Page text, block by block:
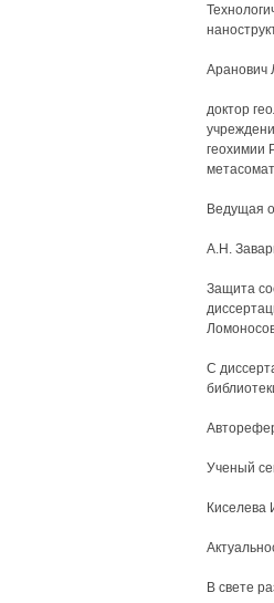
Аранович
доктор
геохимии
Ведущая
А.Н.
Защита
С
Ученый
Киселева
В свете